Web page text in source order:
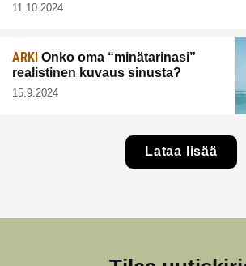
11.10.2024
ARKI Onko oma “minätarinasi”
realistinen kuvaus sinusta?
15.9.2024
Lataa lisää